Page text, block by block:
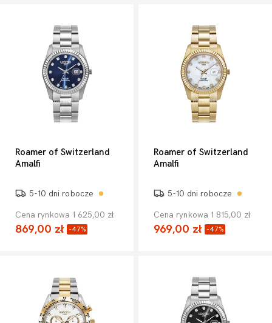
Roamer of Switzerland
Amalfi
5-10 dni robocze
Cena rynkowa 1 625,00 zł
869,00 zł -47%
Roamer of Switzerland
Amalfi
5-10 dni robocze
Cena rynkowa 1 815,00 zł
969,00 zł -47%